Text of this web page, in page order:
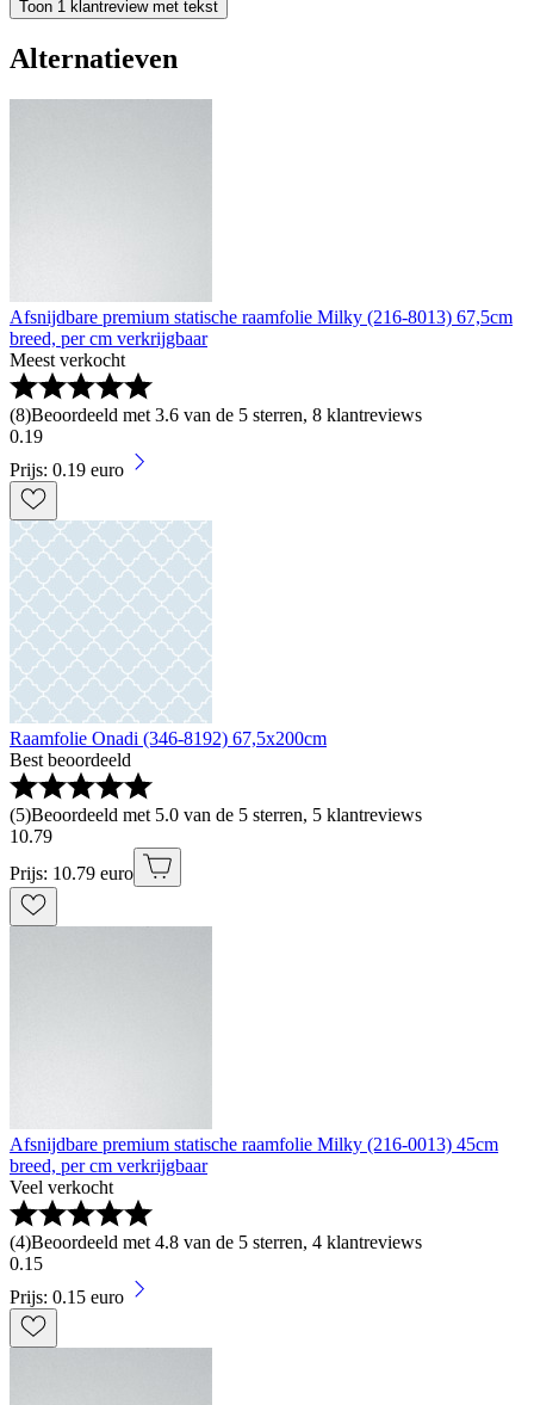
Toon 1 klantreview met tekst
Alternatieven
Afsnijdbare premium statische raamfolie Milky (216-8013) 67,5cm
breed, per cm verkrijgbaar
Meest verkocht
(8)Beoordeeld met 3.6 van de 5 sterren, 8 klantreviews
0.19
Prijs: 0.19 euro
Raamfolie Onadi (346-8192) 67,5x200cm
Best beoordeeld
(5)Beoordeeld met 5.0 van de 5 sterren, 5 klantreviews
10.79
Prijs: 10.79 euro
Afsnijdbare premium statische raamfolie Milky (216-0013) 45cm
breed, per cm verkrijgbaar
Veel verkocht
(4)Beoordeeld met 4.8 van de 5 sterren, 4 klantreviews
0.15
Prijs: 0.15 euro